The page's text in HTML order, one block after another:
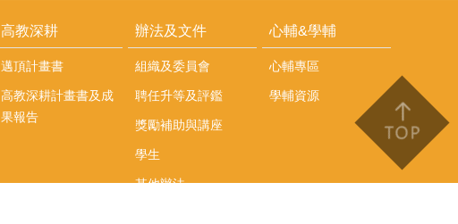
高教深耕
邁頂計畫書
高教深耕計畫書及成
果報告
辦法及文件
組織及委員會
聘任升等及評鑑
獎勵補助與講座
學生
其他辦法
心輔&學輔
心輔專區
學輔資源